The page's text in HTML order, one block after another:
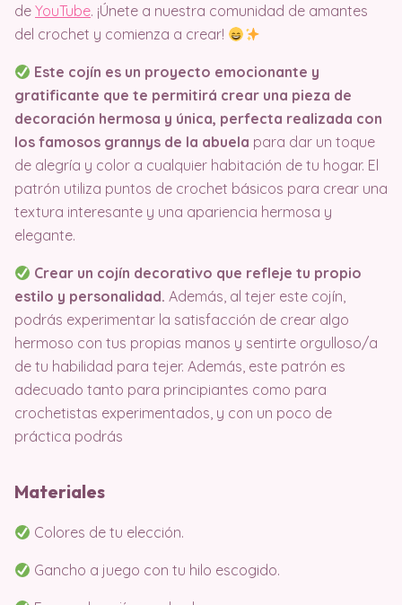
de YouTube. ¡Únete a nuestra comunidad de amantes
del crochet y comienza a crear!
Este cojín es un proyecto emocionante y
gratificante que te permitirá crear una pieza de
decoración hermosa y única, perfecta realizada con
los famosos grannys de la abuela para dar un toque
de alegría y color a cualquier habitación de tu hogar. El
patrón utiliza puntos de crochet básicos para crear una
textura interesante y una apariencia hermosa y
elegante.
Crear un cojín decorativo que refleje tu propio
estilo y personalidad. Además, al tejer este cojín,
podrás experimentar la satisfacción de crear algo
hermoso con tus propias manos y sentirte orgulloso/a
de tu habilidad para tejer. Además, este patrón es
adecuado tanto para principiantes como para
crochetistas experimentados, y con un poco de
práctica podrás
Materiales
Colores de tu elección.
Gancho a juego con tu hilo escogido.